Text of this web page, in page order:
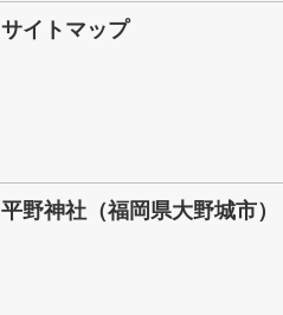
サイトマップ
平野神社（福岡県大野城市）